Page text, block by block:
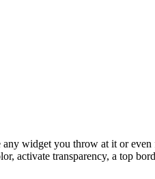
widget you throw at it or
activate transparency, a top